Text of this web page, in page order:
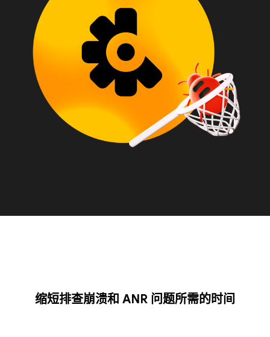
缩短排查崩溃和 ANR 问题所需的时间